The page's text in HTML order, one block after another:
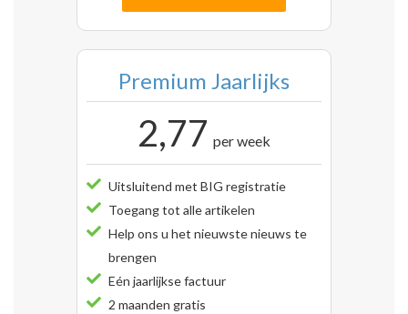
Premium Jaarlijks
2,77 per week
Uitsluitend met BIG registratie
Toegang tot alle artikelen
Help ons u het nieuwste nieuws te
brengen
Eén jaarlijkse factuur
2 maanden gratis